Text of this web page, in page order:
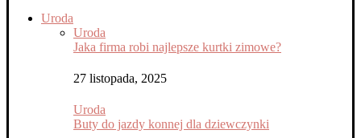
Uroda
Uroda
Jaka firma robi najlepsze kurtki zimowe?
27 listopada, 2025
Uroda
Buty do jazdy konnej dla dziewczynki